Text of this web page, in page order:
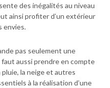
des inégalités au niveau
ainsi profiter d’un extérieur
envies.
pas seulement une
faut aussi prendre en compte
pluie, la neige et autres
à la réalisation d’une